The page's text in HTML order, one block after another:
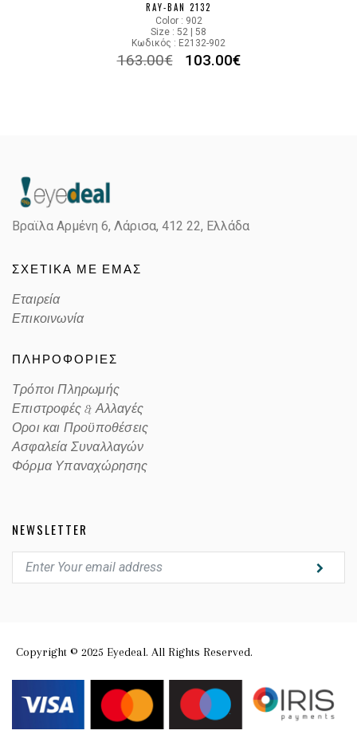
RAY-BAN 2132
Color : 902
Size : 52 | 58
Κωδικός : E2132-902
163.00€ 103.00€
Βραϊλα Αρμένη 6, Λάρισα, 412 22, Ελλάδα
ΣΧΕΤΙΚΑ ΜΕ ΕΜΑΣ
Εταιρεία
Επικοινωνία
ΠΛΗΡΟΦΟΡΙΕΣ
Τρόποι Πληρωμής
Επιστροφές & Αλλαγές
Οροι και Προϋποθέσεις
Ασφαλεία Συναλλαγών
Φόρμα Υπαναχώρησης
NEWSLETTER
Copyright © 2025 Eyedeal. All Rights Reserved.